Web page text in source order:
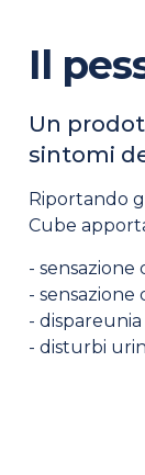
Il
Un
sintomi
Riportando
Cube
- sensazione
- sensazione
-
- disturbi